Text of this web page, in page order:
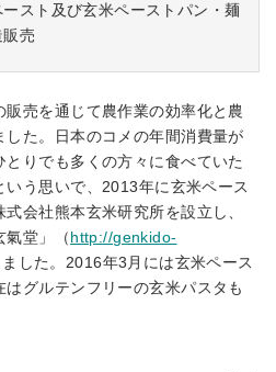
スト及び玄米ペーストパン・麺
売
売を通じて農作業の効率化と農
た。日本のコメの年間消費量が
りでも多くの方々に食べていた
う思いで、2013年に玄米ペース
会社熊本玄米研究所を設立し、
氣堂」（http://genkido-
した。2016年3月には玄米ペース
はグルテンフリーの玄米パスタも